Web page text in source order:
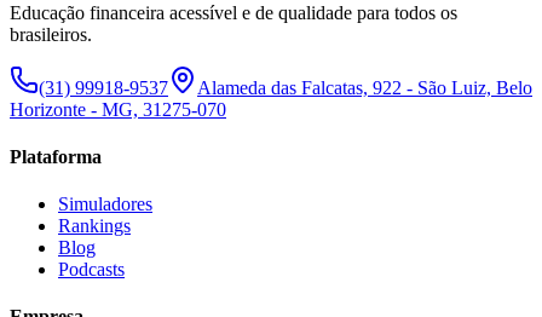
Educação financeira acessível e de qualidade para todos os
brasileiros.
(31) 99918-9537
Alameda das Falcatas, 922 - São Luiz, Belo
Horizonte - MG, 31275-070
Plataforma
Simuladores
Rankings
Blog
Podcasts